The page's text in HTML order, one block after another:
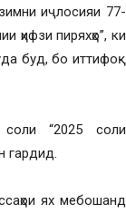
иҷлосияи 77-
ҳифзи пиряхҳо”, ки
буд, бо иттифоқ
“2025 соли
гардид.
ях мебошанд